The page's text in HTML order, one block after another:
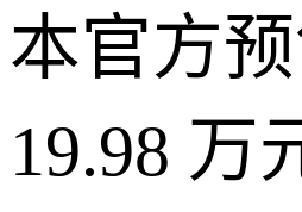
本官方
19.98 万